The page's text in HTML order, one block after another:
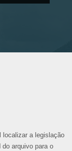
localizar a legislação
arquivo para o